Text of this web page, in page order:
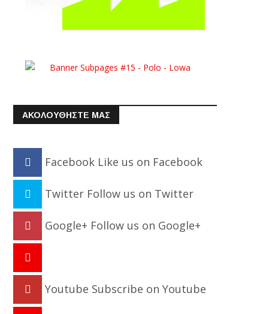
ΑΚΟΛΟΥΘΗΣΤΕ ΜΑΣ
Facebook Like us on Facebook
Twitter Follow us on Twitter
Google+ Follow us on Google+
Youtube Subscribe on Youtube